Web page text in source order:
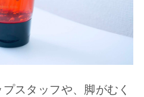
スタッフや、脚がむく